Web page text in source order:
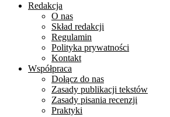
Redakcja
O nas
Skład redakcji
Regulamin
Polityka prywatności
Kontakt
Współpraca
Dołącz do nas
Zasady publikacji tekstów
Zasady pisania recenzji
Praktyki